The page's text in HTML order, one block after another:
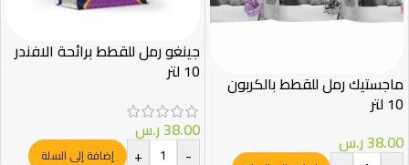
ماجستيك رمل للقطط بالكربون
10 لتر
38.00ر.س
جينغو رمل للقطط برائحة الافندر
10 لتر
38.00ر.س
-
+ إضافة إلى السلة